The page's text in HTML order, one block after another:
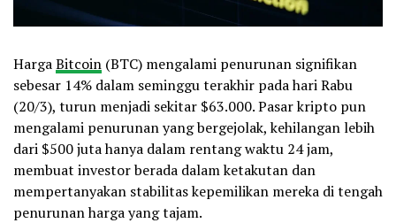
HargaBitcoin (BTC) mengalami penurunan signifikan
sebesar 14% dalam seminggu terakhir pada hari Rabu
(20/3), turun menjadi sekitar $63.000. Pasar kripto pun
mengalami penurunan yang bergejolak, kehilangan lebih
dari $500 juta hanya dalam rentang waktu 24 jam,
membuat investor berada dalam ketakutan dan
mempertanyakan stabilitas kepemilikan mereka di tengah
penurunan harga yang tajam.